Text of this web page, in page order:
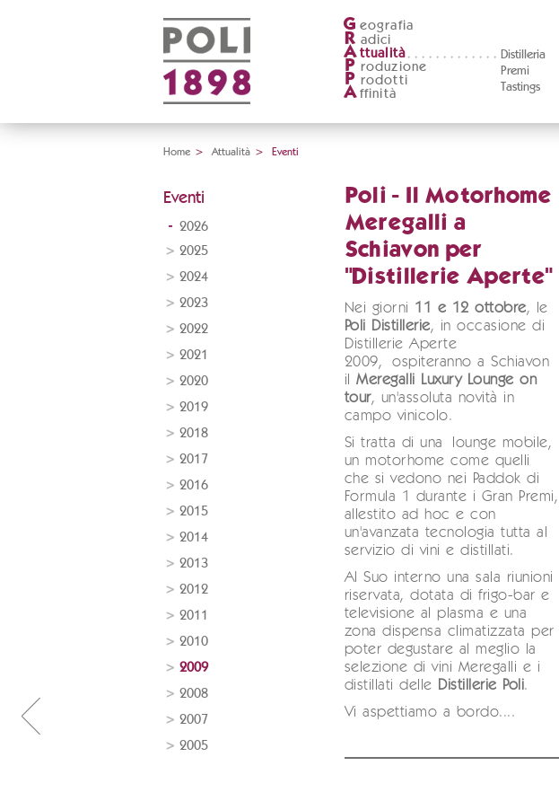
G eografia
R adici
A ttualità
Distilleria
Premi
Tastings
P roduzione
P rodotti
A ffinità
Home > Attualità > Eventi
Eventi
2026
2025
2024
2023
2022
2021
2020
2019
2018
2017
2016
2015
2014
2013
2012
2011
2010
2009
2008
2007
2005
Poli - Il Motorhome
Meregalli a
Schiavon per
"Distillerie Aperte"
Nei giorni 11 e 12 ottobre, le
Poli Distillerie, in occasione di
Distillerie Aperte
2009, ospiteranno a Schiavon
ilMeregalli Luxury Lounge on
tour, un'assoluta novità in
campo vinicolo.
Si tratta di una lounge mobile,
un motorhome come quelli
che si vedono nei Paddok di
Formula 1 durante i Gran Premi,
allestito ad hoc e con
un'avanzata tecnologia tutta al
servizio di vini e distillati.
Al Suo interno una sala riunioni
riservata, dotata di frigo-bar e
televisione al plasma e una
zona dispensa climatizzata per
poter degustare al meglio la
selezione di vini Meregalli e i
distillati delle Distillerie Poli.
Vi aspettiamo a bordo....